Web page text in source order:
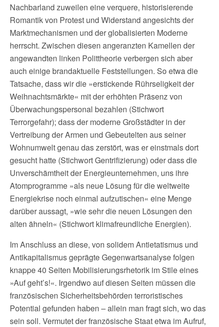
Nachbarland zuweilen eine verquere, historisierende
Romantik von Protest und Widerstand angesichts der
Marktmechanismen und der globalisierten Moderne
herrscht. Zwischen diesen angeranzten Kamellen der
angewandten linken Polittheorie verbergen sich aber
auch einige brandaktuelle Feststellungen. So etwa die
Tatsache, dass wir die »erstickende Rührseligkeit der
Weihnachtsmärkte« mit der erhöhten Präsenz von
Überwachungspersonal bezahlen (Stichwort
Terrorgefahr); dass der moderne Großstädter in der
Vertreibung der Armen und Gebeutelten aus seiner
Wohnumwelt genau das zerstört, was er einstmals dort
gesucht hatte (Stichwort Gentrifizierung) oder dass die
Unverschämtheit der Energieunternehmen, uns ihre
Atomprogramme »als neue Lösung für die weltweite
Energiekrise noch einmal aufzutischen« eine Menge
darüber aussagt, »wie sehr die neuen Lösungen den
alten ähneln« (Stichwort klimafreundliche Energien).
Im Anschluss an diese, von solidem Antietatismus und
Antikapitalismus geprägte Gegenwartsanalyse folgen
knappe 40 Seiten Mobilisierungsrhetorik im Stile eines
»Auf geht’s!«. Irgendwo auf diesen Seiten müssen die
französischen Sicherheitsbehörden terroristisches
Potential gefunden haben – allein man fragt sich, wo das
sein soll. Vermutet der französische Staat etwa im Aufruf,